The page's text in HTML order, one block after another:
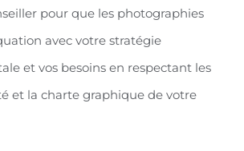
pour que les photographies
avec votre stratégie
et vos besoins en respectant les
et la charte graphique de votre